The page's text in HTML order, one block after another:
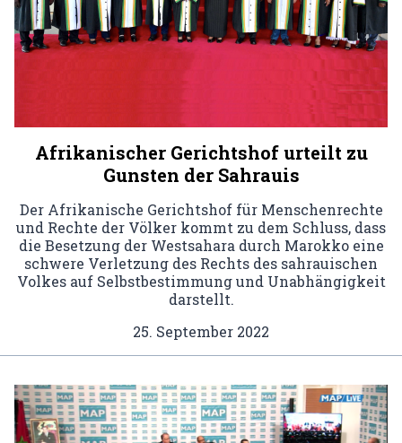
Afrikanischer Gerichtshof urteilt zu
Gunsten der Sahrauis
Der Afrikanische Gerichtshof für Menschenrechte
und Rechte der Völker kommt zu dem Schluss, dass
die Besetzung der Westsahara durch Marokko eine
schwere Verletzung des Rechts des sahrauischen
Volkes auf Selbstbestimmung und Unabhängigkeit
darstellt.
25. September 2022